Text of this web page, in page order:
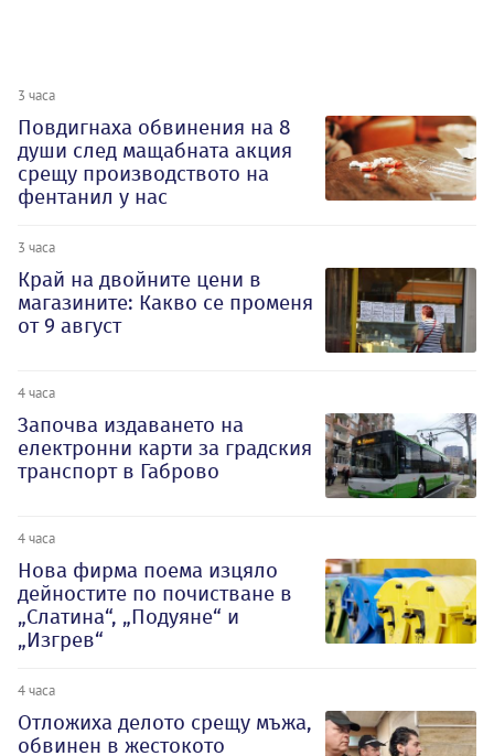
3 часа
Повдигнаха обвинения на 8
души след мащабната акция
срещу производството на
фентанил у нас
3 часа
Край на двойните цени в
магазините: Какво се променя
от 9 август
4 часа
Започва издаването на
електронни карти за градския
транспорт в Габрово
4 часа
Нова фирма поема изцяло
дейностите по почистване в
„Слатина“, „Подуяне“ и
„Изгрев“
4 часа
Отложиха делото срещу мъжа,
обвинен в жестокото